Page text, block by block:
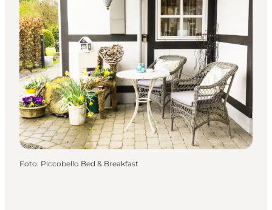
Foto: Piccobello Bed & Breakfast